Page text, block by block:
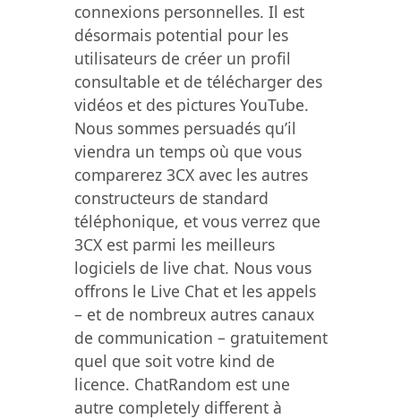
connexions personnelles. Il est
désormais potential pour les
utilisateurs de créer un profil
consultable et de télécharger des
vidéos et des pictures YouTube.
Nous sommes persuadés qu’il
viendra un temps où que vous
comparerez 3CX avec les autres
constructeurs de standard
téléphonique, et vous verrez que
3CX est parmi les meilleurs
logiciels de live chat. Nous vous
offrons le Live Chat et les appels
– et de nombreux autres canaux
de communication – gratuitement
quel que soit votre kind de
licence. ChatRandom est une
autre completely different à